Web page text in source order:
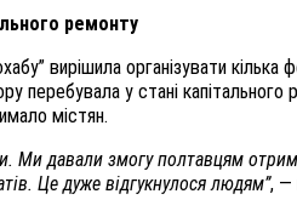
ремонту
вирішила організувати кілька
перебувала у стані
містян.
Ми давали змогу полтавцям
Це дуже відгукнулося людям”, —